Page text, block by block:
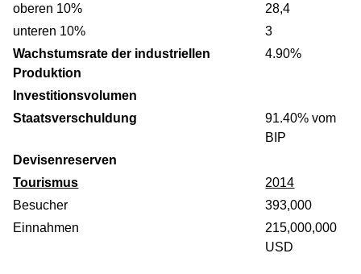
oberen 10%
28,4
unteren 10%
3
Wachstumsrate der industriellen
Produktion
4.90%
Investitionsvolumen
Staatsverschuldung
91.40% vom
BIP
Devisenreserven
Tourismus
2014
Besucher
393,000
Einnahmen
215,000,000
USD